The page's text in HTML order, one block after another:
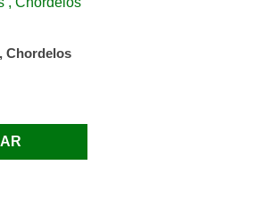
Chordelos